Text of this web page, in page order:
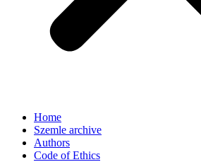
Home
Szemle archive
Authors
Code of Ethics